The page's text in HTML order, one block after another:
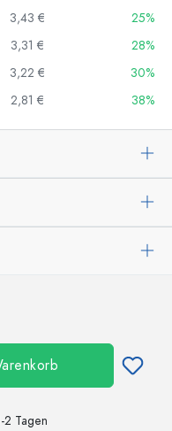
3,43 €
25%
3,31 €
28%
3,22 €
30%
2,81 € 38%
2 Tagen